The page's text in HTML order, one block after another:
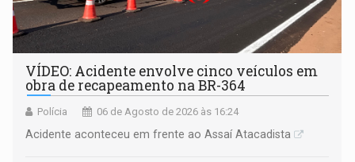
VÍDEO: Acidente envolve cinco veículos em
obra de recapeamento na BR-364
Polícia 06 de Agosto de 2026 às 16:24
Acidente aconteceu em frente ao Assaí Atacadista